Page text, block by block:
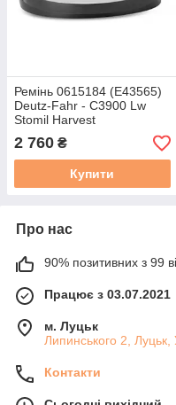
Ремінь 0615184 (E43565)
Deutz-Fahr - C3900 Lw
Stomil Harvest
2 760 ₴
Купити
Про нас
90% позитивних з 99
Працює з 03.07.2021
м. Луцьк
Липинського 2, Луцьк,
Контакти